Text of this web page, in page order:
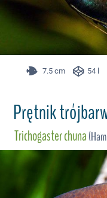
7.5 cm 54 l
Prętnik
Trichogaster chuna